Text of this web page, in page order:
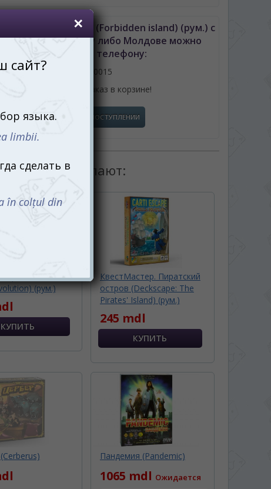
Запретный остров (Forbidden island) (рум.) с
по Кишиневу либо Молдове можно
позвонив по телефону:
061110015
или оформив заказ в корзине!
СООБЩИТЬ О ПОСТУПЛЕНИИ
покупают:
(Zombie
(рум.)
КвестМастер. Пиратский
остров (Deckscape: The
Pirates' Island) (рум.)
245 mdl
Пандемия (Pandemic)
1065 mdl Ожидается